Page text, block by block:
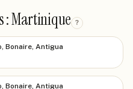
: Martinique ?
Bonaire, Antigua
Bonaire, Antigua